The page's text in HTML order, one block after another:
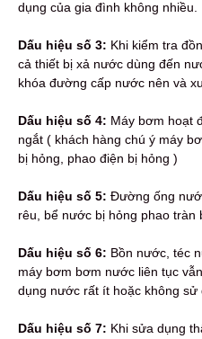
dụng của gia đình không nhiều.
Dấu hiệu số 3: Khi kiểm tra
cả thiết bị xả nước dùng đến
khóa đường cấp nước nên và
Dấu hiệu số 4: Máy bơm hoạt
ngắt ( khách hàng chú ý máy
bị hỏng, phao điện bị hỏng )
Dấu hiệu số 5: Đường ống
rêu, bể nước bị hỏng phao tràn
Dấu hiệu số 6: Bồn nước, téc
máy bơm bơm nước liên tục
dụng nước rất ít hoặc không sử
Dấu hiệu số 7: Khi sửa dụng